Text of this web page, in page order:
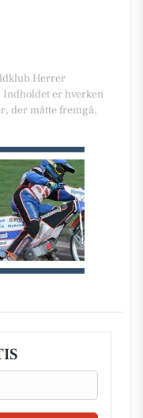
Herrer
er hverken
der måtte fremgå,